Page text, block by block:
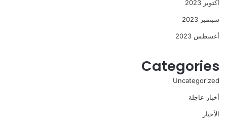
أكتوبر 2023
سبتمبر 2023
أغسطس 2023
Categories
Uncategorized
أخبار عاجلة
الأخبار